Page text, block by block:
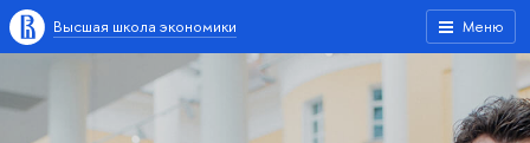
Меню
Высшая школа экономики